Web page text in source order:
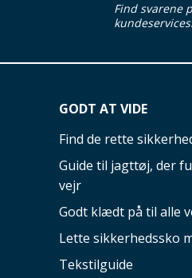
Find svarene
GODT AT VIDE
Find de rette
Guide til jagttøj, der
vejr
Godt klædt på til alle
Lette sikkerhedssko
Tekstilguide